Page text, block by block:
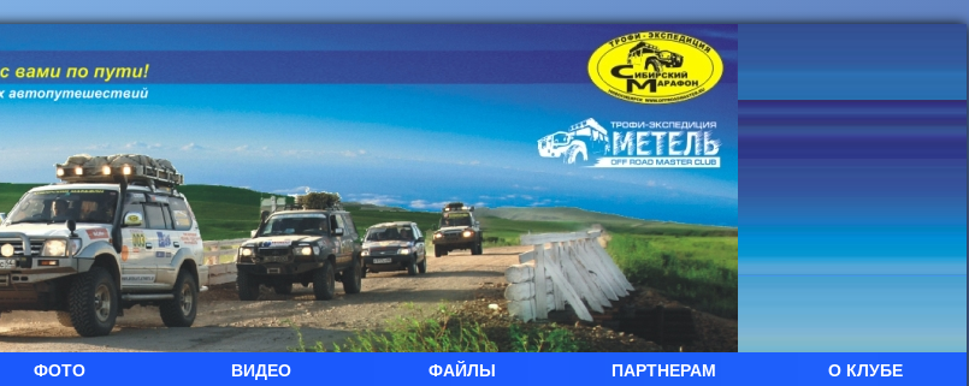
ФОТО ВИДЕО ФАЙЛЫ ПАРТНЕРАМ О КЛУБЕ